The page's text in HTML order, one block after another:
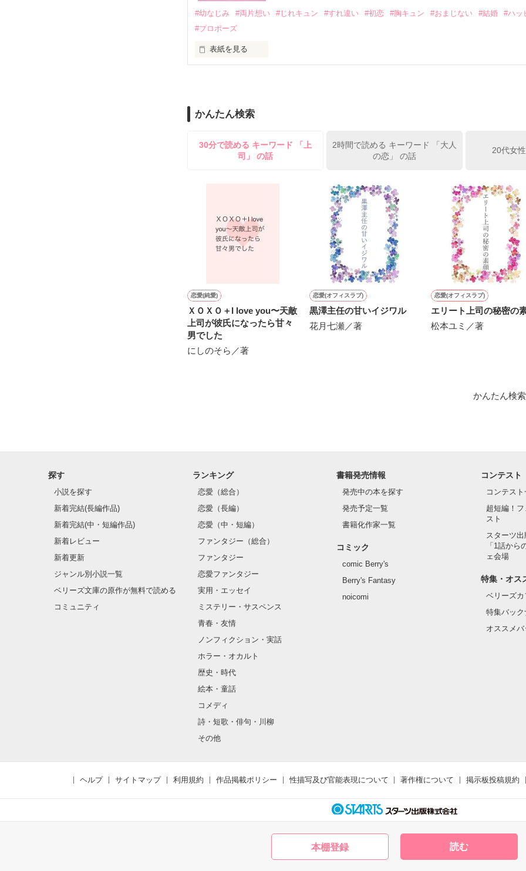
読む
｢あんたさえ居なければ·····｣
その女の子に感情を教える極道達との物語。
泣き方も、笑い方も、助けの求め方も、何も知らなかった。
『"愛してるよ"』
感動のラスト──
※こちらの作品は、以前出していたしたものの長編バージョンになります。
#幼なじみ #両片想い #じれキュン #すれ違い #初恋 #胸キュン #おまじない #結婚
#ハッ
#プロポーズ
表紙を見る
『うん。恋カレーを100回たべたら、好きな人が自分のこと好きになっちゃうんだって』
※表紙はフリー素材です。コンテスト用に既存作を改稿しました。
作品を読む
かんたん検索
30分で読める キーワード 「上
司」 の話
2時間で読める キーワード 「大人
の恋」 の話
20代女
恋愛(純愛)
ＸＯＸＯ＋I love you〜天敵
上司が彼氏になったら甘々
男でした
にしのそら／著
恋愛(オフィスラブ)
黒澤主任の甘いイジワル
花月七瀬／著
恋愛(オフィスラブ)
エリート上司の秘密の
松本ユミ／著
かんたん検
探す
小説を探す
新着完結(長編作品)
新着完結(中・短編作品)
新着レビュー
新着更新
ジャンル別小説一覧
ベリーズ文庫の原作が無料で読める
コミュニティ
ランキング
恋愛（総合）
恋愛（長編）
恋愛（中・短編）
ファンタジー（総合）
ファンタジー
恋愛ファンタジー
実用・エッセイ
ミステリー・サスペンス
青春・友情
ノンフィクション・実話
ホラー・オカルト
歴史・時代
絵本・童話
コメディ
詩・短歌・俳句・川柳
その他
書籍発売情報
発売中の本を探す
発売予定一覧
書籍化作家一覧
コミック
comic Berry's
Berry's Fantasy
noicomi
コンテスト
コンテスト
超短編！
スト
スターツ
「1話から
ェ会場
特集・オス
ベリーズ
特集バック
オススメ
ヘルプ サイトマップ 利用規約 作品掲載ポリシー 性描写及び官能表現について 著作権について 掲示板投稿規約